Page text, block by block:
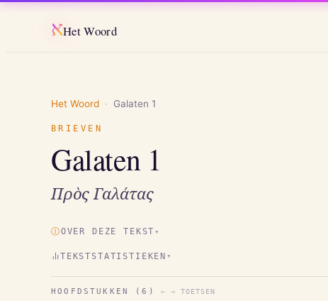
אHet Woord
Het Woord · Galaten 1
BRIEVEN
Galaten 1
Πρὸς Γαλάτας
ⒾOVER DEZE TEKST ▾
TEKSTSTATISTIEKEN ▾
HOOFDSTUKKEN (6 ) ← → TOETSEN